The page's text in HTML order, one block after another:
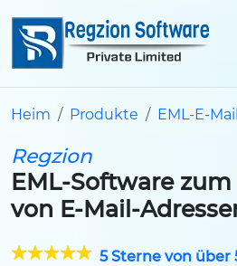
Heim Produkte EML-E-
Regzion
EML-Software
von E-Mail-
5 Sterne von über